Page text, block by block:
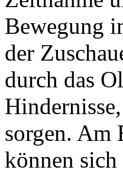
Bewegung
der
durch das
sorgen. Am
können